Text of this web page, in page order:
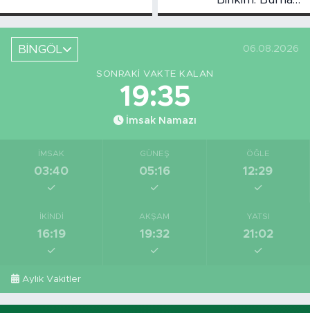
Arıkız
BİNGÖL 06.08.2026
SONRAKI VAKTE KALAN
19:34
İmsak Namazı
İMSAK
03:40
GÜNEŞ
05:16
ÖĞLE
12:29
İKINDI
16:19
AKŞAM
19:32
YATSI
21:02
Aylık Vakitler